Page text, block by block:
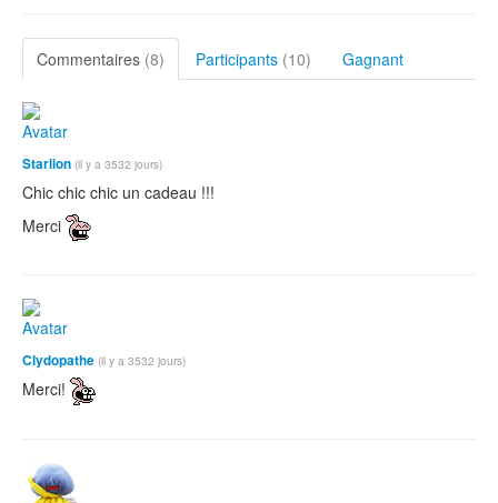
Commentaires (8) Participants (10) Gagnant
Starlion (il y a 3532 jours)
Chic chic chic un cadeau !!!
Merci
Clydopathe (il y a 3532 jours)
Merci!